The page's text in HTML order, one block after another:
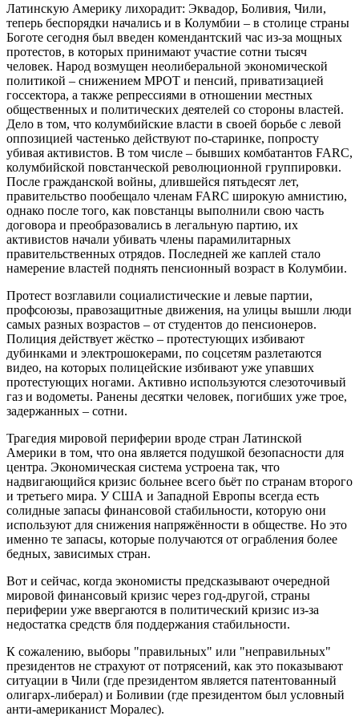
Латинскую Америку лихорадит: Эквадор, Боливия, Чили,
теперь беспорядки начались и в Колумбии – в столице страны
Боготе сегодня был введен комендантский час из-за мощных
протестов, в которых принимают участие сотни тысяч
человек. Народ возмущен неолиберальной экономической
политикой – снижением МРОТ и пенсий, приватизацией
госсектора, а также репрессиями в отношении местных
общественных и политических деятелей со стороны властей.
Дело в том, что колумбийские власти в своей борьбе с левой
оппозицией частенько действуют по-старинке, попросту
убивая активистов. В том числе – бывших комбатантов FARC,
колумбийской повстанческой революционной группировки.
После гражданской войны, длившейся пятьдесят лет,
правительство пообещало членам FARC широкую амнистию,
однако после того, как повстанцы выполнили свою часть
договора и преобразовались в легальную партию, их
активистов начали убивать члены парамилитарных
правительственных отрядов. Последней же каплей стало
намерение властей поднять пенсионный возраст в Колумбии.
Протест возглавили социалистические и левые партии,
профсоюзы, правозащитные движения, на улицы вышли люди
самых разных возрастов – от студентов до пенсионеров.
Полиция действует жёстко – протестующих избивают
дубинками и электрошокерами, по соцсетям разлетаются
видео, на которых полицейские избивают уже упавших
протестующих ногами. Активно используются слезоточивый
газ и водометы. Ранены десятки человек, погибших уже трое,
задержанных – сотни.
Трагедия мировой периферии вроде стран Латинской
Америки в том, что она является подушкой безопасности для
центра. Экономическая система устроена так, что
надвигающийся кризис больнее всего бьёт по странам второго
и третьего мира. У США и Западной Европы всегда есть
солидные запасы финансовой стабильности, которую они
используют для снижения напряжённости в обществе. Но это
именно те запасы, которые получаются от ограбления более
бедных, зависимых стран.
Вот и сейчас, когда экономисты предсказывают очередной
мировой финансовый кризис через год-другой, страны
периферии уже ввергаются в политический кризис из-за
недостатка средств бля поддержания стабильности.
К сожалению, выборы "правильных" или "неправильных"
президентов не страхуют от потрясений, как это показывают
ситуации в Чили (где президентом является патентованный
олигарх-либерал) и Боливии (где президентом был условный
анти-американист Моралес).